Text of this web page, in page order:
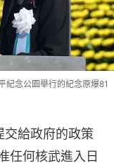
紀念公園舉行的紀念原爆81
交給政府的政策
任何核武進入日